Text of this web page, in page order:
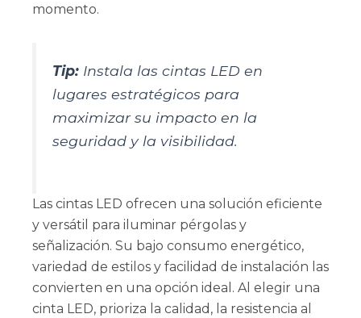
momento.
Tip:Instala las cintas LED en
lugares estratégicos para
maximizar su impacto en la
seguridad y la visibilidad.
Las cintas LED ofrecen una solución eficiente
y versátil para iluminar pérgolas y
señalización. Su bajo consumo energético,
variedad de estilos y facilidad de instalación las
convierten en una opción ideal. Al elegir una
cinta LED, prioriza la calidad, la resistencia al